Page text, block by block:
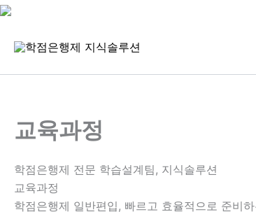
교육과정
학점은행제 전문 학습설계팀, 지식솔루션
교육과정
학점은행제 일반편입, 빠르고 효율적으로 준비